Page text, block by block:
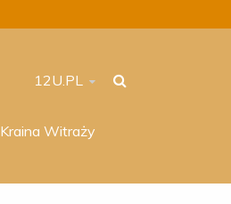
12U.PL
Kraina Witraży